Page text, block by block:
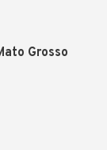
Grosso